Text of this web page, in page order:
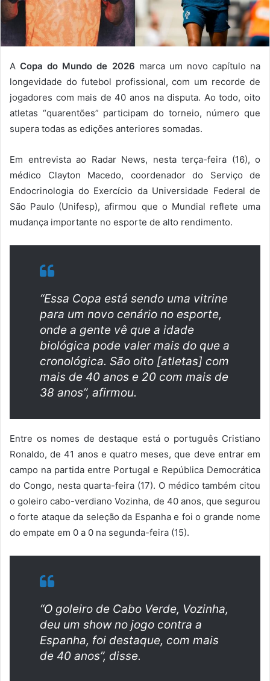
A Copa do Mundo de 2026 marca um novo capítulo na
longevidade do futebol profissional, com um recorde de
jogadores com mais de 40 anos na disputa. Ao todo, oito
atletas “quarentões” participam do torneio, número que
supera todas as edições anteriores somadas.
Em entrevista ao Radar News, nesta terça-feira (16), o
médico Clayton Macedo, coordenador do Serviço de
Endocrinologia do Exercício da Universidade Federal de
São Paulo (Unifesp), afirmou que o Mundial reflete uma
mudança importante no esporte de alto rendimento.
“Essa Copa está sendo uma vitrine
para um novo cenário no esporte,
onde a gente vê que a idade
biológica pode valer mais do que a
cronológica. São oito [atletas] com
mais de 40 anos e 20 com mais de
38 anos”, afirmou.
Entre os nomes de destaque está o português Cristiano
Ronaldo, de 41 anos e quatro meses, que deve entrar em
campo na partida entre Portugal e República Democrática
do Congo, nesta quarta-feira (17). O médico também citou
o goleiro cabo-verdiano Vozinha, de 40 anos, que segurou
o forte ataque da seleção da Espanha e foi o grande nome
do empate em 0 a 0 na segunda-feira (15).
“O goleiro de Cabo Verde, Vozinha,
deu um show no jogo contra a
Espanha, foi destaque, com mais
de 40 anos”, disse.